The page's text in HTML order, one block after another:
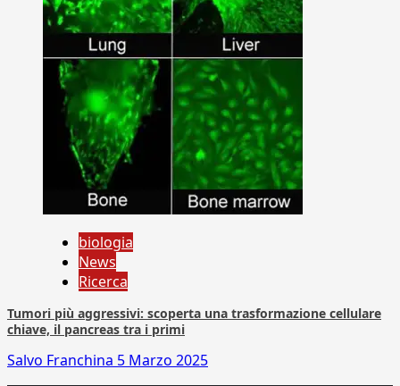
biologia
News
Ricerca
Tumori più aggressivi: scoperta una trasformazione cellulare
chiave, il pancreas tra i primi
Salvo Franchina 5 Marzo 2025